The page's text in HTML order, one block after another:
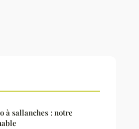
à sallanches : notre